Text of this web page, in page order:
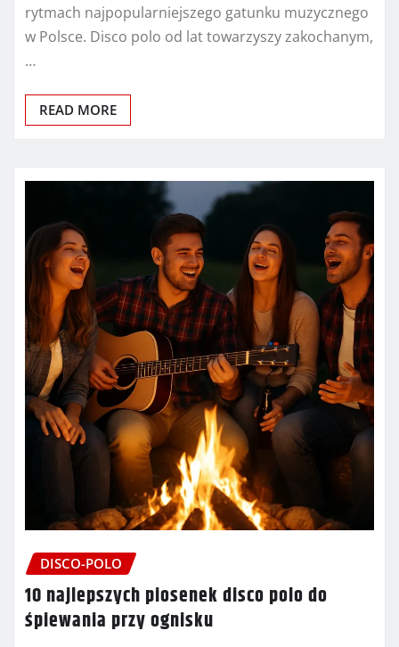
rytmach najpopularniejszego gatunku muzycznego
w Polsce. Disco polo od lat towarzyszy zakochanym,
…
READ MORE
DISCO-POLO
10 najlepszych piosenek disco polo do
śpiewania przy ognisku